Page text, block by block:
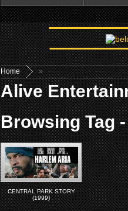
Home »
Alive
Browsing Tag
CENTRAL PARK STORY
(1999)